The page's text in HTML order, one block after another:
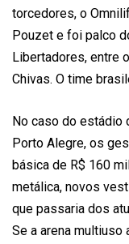
torcedores, o
Pouzet e foi palco
Libertadores, entre
Chivas. O time
No caso do estádio
Porto Alegre, os
básica de R$ 160
metálica, novos
que passaria dos
Se a arena multiuso